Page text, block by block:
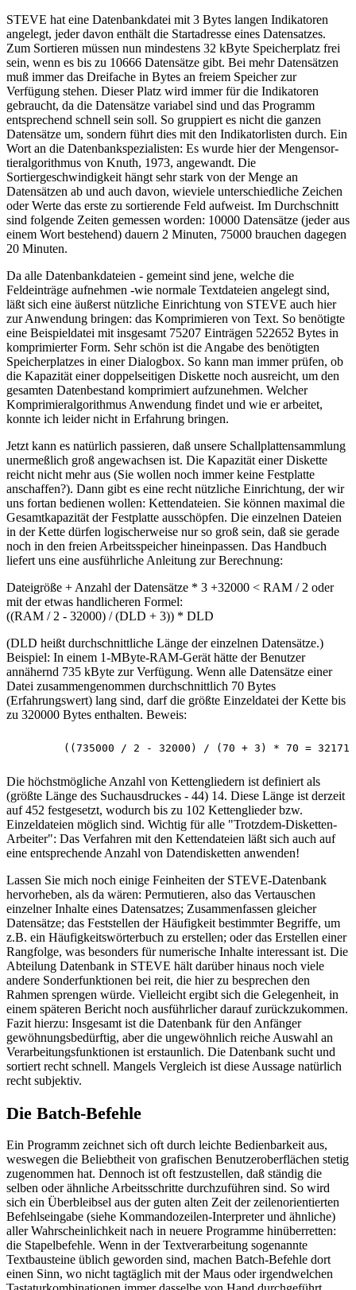
STEVE hat eine Datenbankdatei mit 3 Bytes langen Indikatoren
angelegt, jeder davon enthält die Startadresse eines Datensatzes.
Zum Sortieren müssen nun mindestens 32 kByte Speicherplatz frei
sein, wenn es bis zu 10666 Datensätze gibt. Bei mehr Datensätzen
muß immer das Dreifache in Bytes an freiem Speicher zur
Verfügung stehen. Dieser Platz wird immer für die Indikatoren
gebraucht, da die Datensätze variabel sind und das Programm
entsprechend schnell sein soll. So gruppiert es nicht die ganzen
Datensätze um, sondern führt dies mit den Indikatorlisten durch. Ein
Wort an die Datenbankspezialisten: Es wurde hier der Mengensor-
tieralgorithmus von Knuth, 1973, angewandt. Die
Sortiergeschwindigkeit hängt sehr stark von der Menge an
Datensätzen ab und auch davon, wieviele unterschiedliche Zeichen
oder Werte das erste zu sortierende Feld aufweist. Im Durchschnitt
sind folgende Zeiten gemessen worden: 10000 Datensätze (jeder aus
einem Wort bestehend) dauern 2 Minuten, 75000 brauchen dagegen
20 Minuten.
Da alle Datenbankdateien - gemeint sind jene, welche die
Feldeinträge aufnehmen -wie normale Textdateien angelegt sind,
läßt sich eine äußerst nützliche Einrichtung von STEVE auch hier
zur Anwendung bringen: das Komprimieren von Text. So benötigte
eine Beispieldatei mit insgesamt 75207 Einträgen 522652 Bytes in
komprimierter Form. Sehr schön ist die Angabe des benötigten
Speicherplatzes in einer Dialogbox. So kann man immer prüfen, ob
die Kapazität einer doppelseitigen Diskette noch ausreicht, um den
gesamten Datenbestand komprimiert aufzunehmen. Welcher
Komprimieralgorithmus Anwendung findet und wie er arbeitet,
konnte ich leider nicht in Erfahrung bringen.
Jetzt kann es natürlich passieren, daß unsere Schallplattensammlung
unermeßlich groß angewachsen ist. Die Kapazität einer Diskette
reicht nicht mehr aus (Sie wollen noch immer keine Festplatte
anschaffen?). Dann gibt es eine recht nützliche Einrichtung, der wir
uns fortan bedienen wollen: Kettendateien. Sie können maximal die
Gesamtkapazität der Festplatte ausschöpfen. Die einzelnen Dateien
in der Kette dürfen logischerweise nur so groß sein, daß sie gerade
noch in den freien Arbeitsspeicher hineinpassen. Das Handbuch
liefert uns eine ausführliche Anleitung zur Berechnung:
Dateigröße + Anzahl der Datensätze * 3 +32000 < RAM / 2 oder
mit der etwas handlicheren Formel:
((RAM / 2 - 32000) / (DLD + 3)) * DLD
(DLD heißt durchschnittliche Länge der einzelnen Datensätze.)
Beispiel: In einem 1-MByte-RAM-Gerät hätte der Benutzer
annähernd 735 kByte zur Verfügung. Wenn alle Datensätze einer
Datei zusammengenommen durchschnittlich 70 Bytes
(Erfahrungswert) lang sind, darf die größte Einzeldatei der Kette bis
zu 320000 Bytes enthalten. Beweis:
Die höchstmögliche Anzahl von Kettengliedern ist definiert als
(größte Länge des Suchausdruckes - 44) 14. Diese Länge ist derzeit
auf 452 festgesetzt, wodurch bis zu 102 Kettenglieder bzw.
Einzeldateien möglich sind. Wichtig für alle "Trotzdem-Disketten-
Arbeiter": Das Verfahren mit den Kettendateien läßt sich auch auf
eine entsprechende Anzahl von Datendisketten anwenden!
Lassen Sie mich noch einige Feinheiten der STEVE-Datenbank
hervorheben, als da wären: Permutieren, also das Vertauschen
einzelner Inhalte eines Datensatzes; Zusammenfassen gleicher
Datensätze; das Feststellen der Häufigkeit bestimmter Begriffe, um
z.B. ein Häufigkeitswörterbuch zu erstellen; oder das Erstellen einer
Rangfolge, was besonders für numerische Inhalte interessant ist. Die
Abteilung Datenbank in STEVE hält darüber hinaus noch viele
andere Sonderfunktionen bei reit, die hier zu besprechen den
Rahmen sprengen würde. Vielleicht ergibt sich die Gelegenheit, in
einem späteren Bericht noch ausführlicher darauf zurückzukommen.
Fazit hierzu: Insgesamt ist die Datenbank für den Anfänger
gewöhnungsbedürftig, aber die ungewöhnlich reiche Auswahl an
Verarbeitungsfunktionen ist erstaunlich. Die Datenbank sucht und
sortiert recht schnell. Mangels Vergleich ist diese Aussage natürlich
recht subjektiv.
Die Batch-Befehle
Ein Programm zeichnet sich oft durch leichte Bedienbarkeit aus,
weswegen die Beliebtheit von grafischen Benutzeroberflächen stetig
zugenommen hat. Dennoch ist oft festzustellen, daß ständig die
selben oder ähnliche Arbeitsschritte durchzuführen sind. So wird
sich ein Überbleibsel aus der guten alten Zeit der zeilenorientierten
Befehlseingabe (siehe Kommandozeilen-Interpreter und ähnliche)
aller Wahrscheinlichkeit nach in neuere Programme hinüberretten:
die Stapelbefehle. Wenn in der Textverarbeitung sogenannte
Textbausteine üblich geworden sind, machen Batch-Befehle dort
einen Sinn, wo nicht tagtäglich mit der Maus oder irgendwelchen